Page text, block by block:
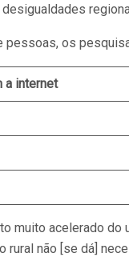
pessoas, os
a internet
muito acelerado
rural não [se dá]